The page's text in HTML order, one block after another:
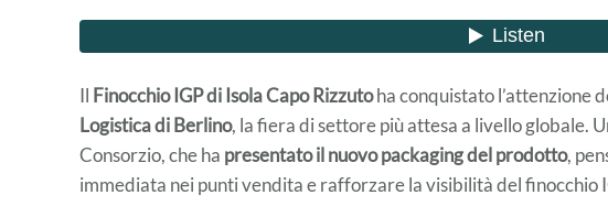
Il Finocchio IGP di Isola Capo Rizzutoha conquistato l’attenzione
Logistica di Berlino, la fiera di settore più attesa a livello globale.
Consorzio, che ha presentato il nuovo packaging del prodotto,
immediata nei punti vendita e rafforzare la visibilità del finocchio